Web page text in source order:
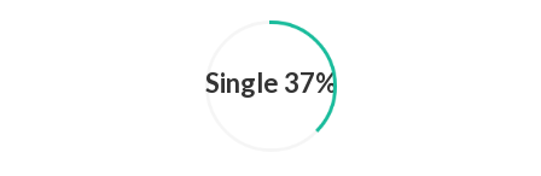
Single 37%